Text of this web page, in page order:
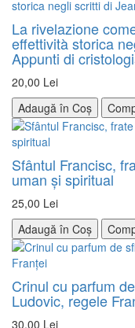
La rivelazione
effettività storica
Appunti di
20,00 Lei
Adaugă în Coș
Sfântul Francisc,
uman şi spiritual
25,00 Lei
Adaugă în Coș
Crinul cu parfum
Ludovic, regele
30,00 Lei